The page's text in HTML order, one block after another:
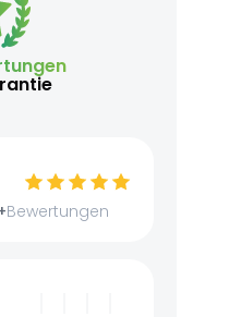
Bewertungen